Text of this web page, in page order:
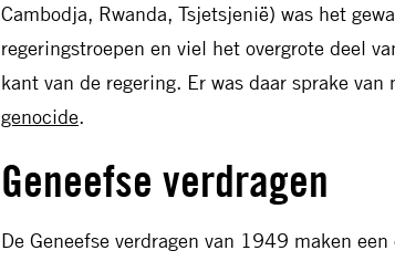
Cambodja, Rwanda, Tsjetsjenië) was het
regeringstroepen en viel het overgrote deel
kant van de regering. Er was daar sprake van
genocide.
Geneefse verdragen
De Geneefse verdragen van 1949 maken